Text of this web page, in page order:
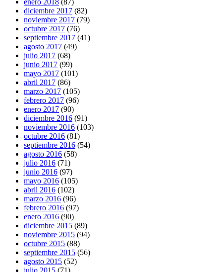
diciembre 2017 (82)
noviembre 2017 (79)
octubre 2017 (76)
septiembre 2017 (41)
agosto 2017 (49)
julio 2017 (68)
junio 2017 (99)
mayo 2017 (101)
abril 2017 (86)
marzo 2017 (105)
febrero 2017 (96)
enero 2017 (90)
diciembre 2016 (91)
noviembre 2016 (103)
octubre 2016 (81)
septiembre 2016 (54)
agosto 2016 (58)
julio 2016 (71)
junio 2016 (97)
mayo 2016 (105)
abril 2016 (102)
marzo 2016 (96)
febrero 2016 (97)
enero 2016 (90)
diciembre 2015 (89)
noviembre 2015 (94)
octubre 2015 (88)
septiembre 2015 (56)
agosto 2015 (52)
julio 2015 (71)